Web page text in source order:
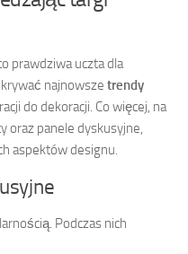
prawdziwa uczta dla
najnowsze trendy
do dekoracji. Co więcej, na
oraz panele dyskusyjne,
aspektów designu.
Podczas nich